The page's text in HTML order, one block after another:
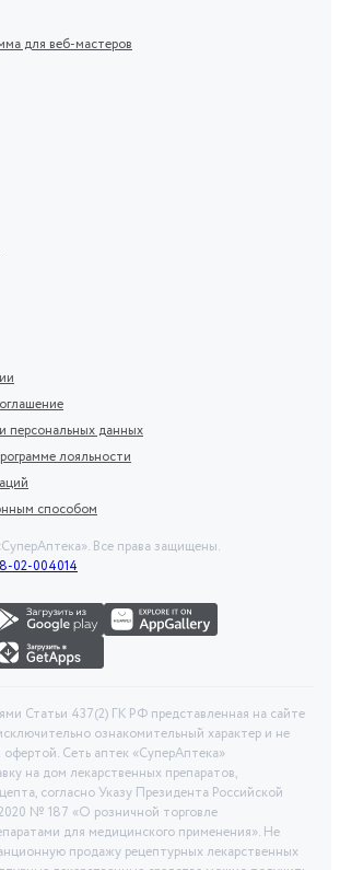
для веб-мастеров
персональных данных
лояльности
способом
Все права защищены.
02-004014
Статьи 437(2) ГК РФ представленная на сайте
ознакомительный характер и не
офертой. Сеть аптек «СуперАптека»
на дом лекарственных препаратов,
согласно Указу Президента Российской
№ 187 «О розничной торговле
для медицинского применения». Не
продажу рецептурных лекарственных